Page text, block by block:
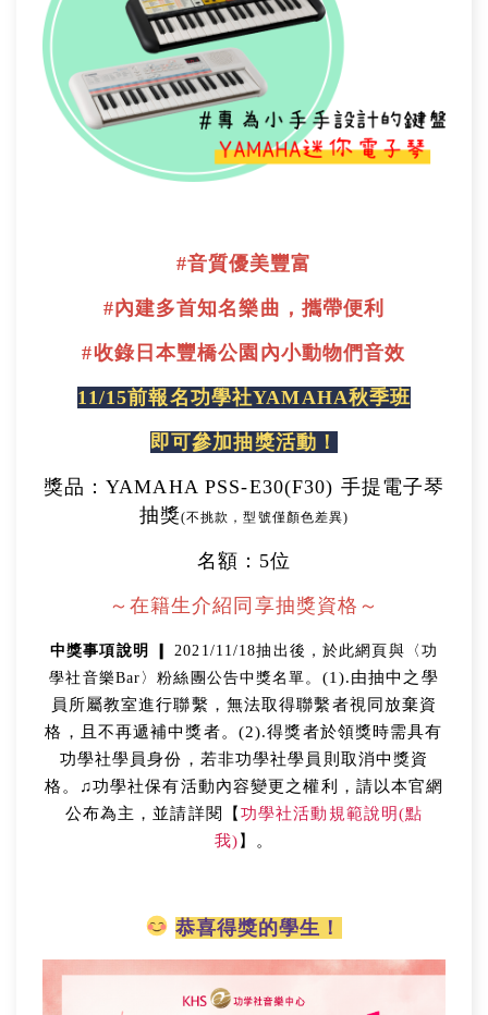
#音質優美豐富
#內建多首知名樂曲，攜帶便利
#收錄日本豐橋公園內小動物們音效
11/15前報名功學社YAMAHA秋季班
即可參加抽獎活動！
獎品：YAMAHA PSS-E30(F30) 手提電子琴
抽獎(不挑款，型號僅顏色差異)
名額：5位
～在籍生介紹同享抽獎資格～
中獎事項說明 ❙2021/11/18抽出後，於此網頁與〈功
學社音樂Bar〉粉絲團公告中獎名單。 (1).由抽中之學
員所屬教室進行聯繫，無法取得聯繫者視同放棄資
格，且不再遞補中獎者。(2).得獎者於領獎時需具有
功學社學員身份，若非功學社學員則取消中獎資
格。♫功學社保有活動內容變更之權利，請以本官網
公布為主，並請詳閱【 功學社活動規範說明(點
我) 】。
恭喜得獎的學生！